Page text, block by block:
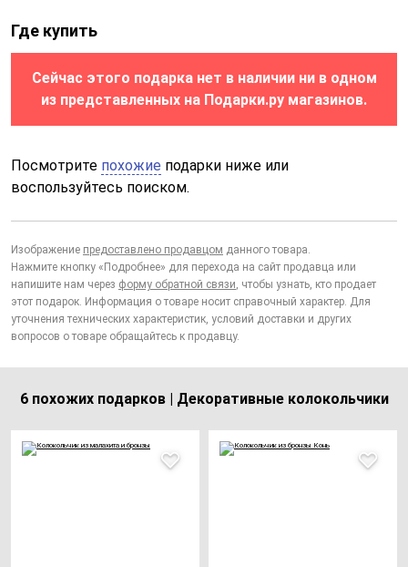
Где купить
Сейчас этого подарка нет в наличии ни в одном
из представленных на Подарки.ру магазинов.
Посмотрите похожие подарки ниже или
воспользуйтесь поиском.
Изображение предоставлено продавцом данного товара.
Нажмите кнопку «Подробнее» для перехода на сайт продавца или
напишите нам через форму обратной связи, чтобы узнать, кто продает
этот подарок. Информация о товаре носит справочный характер. Для
уточнения технических характеристик, условий доставки и других
вопросов о товаре обращайтесь к продавцу.
6 похожих подарков | Декоративные колокольчики